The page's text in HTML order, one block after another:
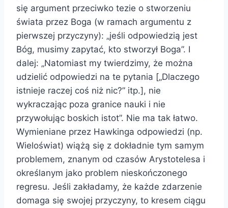
się argument przeciwko tezie o stworzeniu
świata przez Boga (w ramach argumentu z
pierwszej przyczyny): „jeśli odpowiedzią jest
Bóg, musimy zapytać, kto stworzył Boga”. I
dalej: „Natomiast my twierdzimy, że można
udzielić odpowiedzi na te pytania [„Dlaczego
istnieje raczej coś niż nic?” itp.], nie
wykraczając poza granice nauki i nie
przywołując boskich istot”. Nie ma tak łatwo.
Wymieniane przez Hawkinga odpowiedzi (np.
Wieloświat) wiążą się z dokładnie tym samym
problemem, znanym od czasów Arystotelesa i
określanym jako problem nieskończonego
regresu. Jeśli zakładamy, że każde zdarzenie
domaga się swojej przyczyny, to kresem ciągu